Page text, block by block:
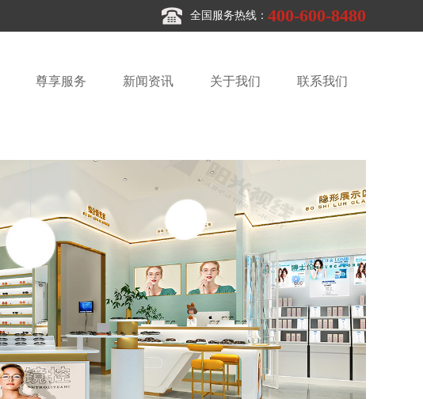
全国服务热线： 400-600-8480
尊享服务 新闻资讯 关于我们 联系我们